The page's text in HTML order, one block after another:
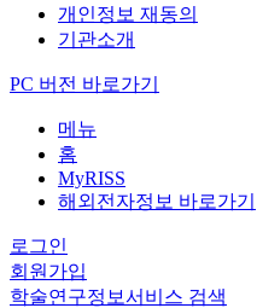
개인정보 재동의
기관소개
PC 버전 바로가기
메뉴
홈
MyRISS
해외전자정보 바로가기
로그인
회원가입
학술연구정보서비스 검색